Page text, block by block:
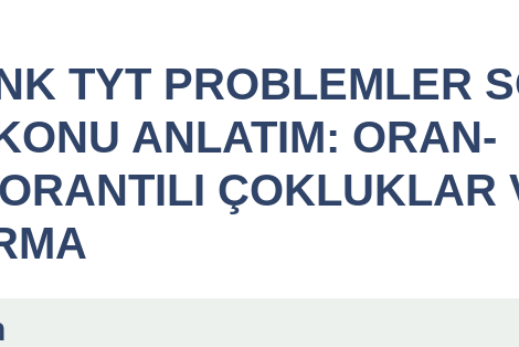
TYT PROBLEMLER
ANLATIM: ORAN-
ÇOKLUKLAR